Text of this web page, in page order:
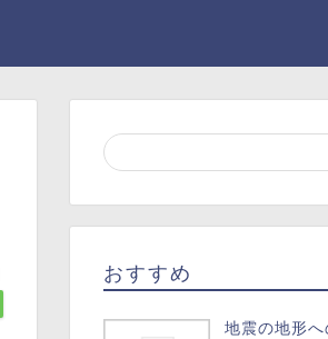
おすすめ
地震の地形